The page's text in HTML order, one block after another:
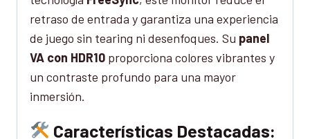
retraso de entrada y garantiza una experiencia
de juego sin tearing ni desenfoques. Su panel
VA con HDR10 proporciona colores vibrantes y
un contraste profundo para una mayor
inmersión.
Características Destacadas: